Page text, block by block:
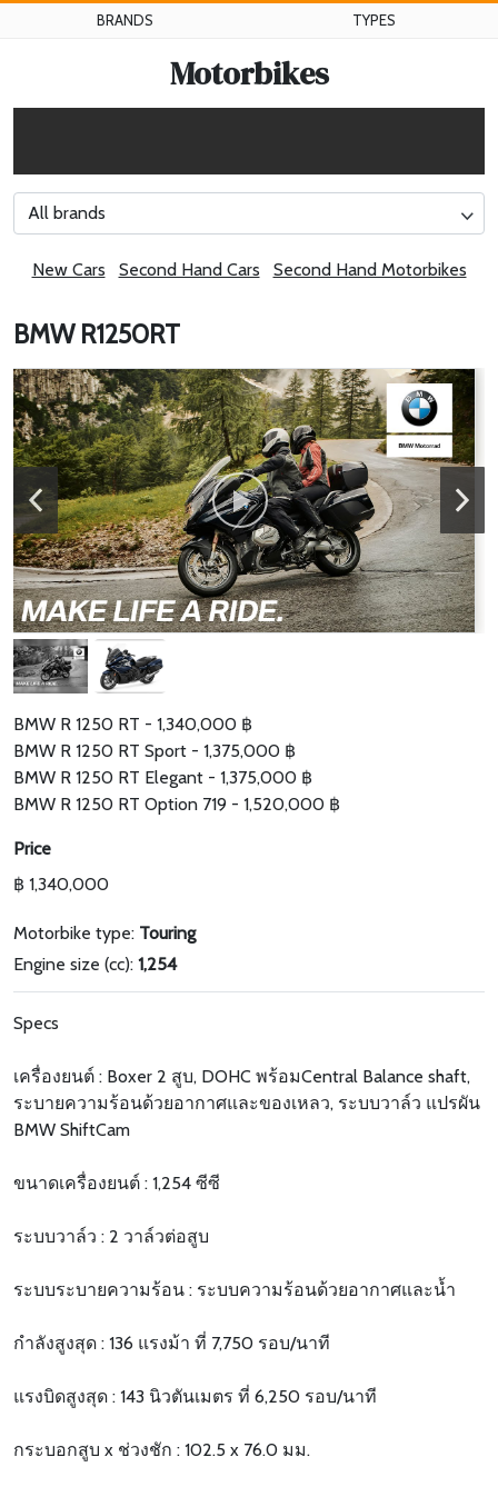
BRANDS TYPES
Motorbikes
All brands
New Cars Second Hand Cars Second Hand Motorbikes
BMW R1250RT
BMW R 1250 RT - 1,340,000 ฿
BMW R 1250 RT Sport - 1,375,000 ฿
BMW R 1250 RT Elegant - 1,375,000 ฿
BMW R 1250 RT Option 719 - 1,520,000 ฿
Price
฿ 1,340,000
Motorbike type: Touring
Engine size (cc): 1,254
Specs
เครื่องยนต์ : Boxer 2 สูบ, DOHC พร้อมCentral Balance shaft,
ระบายความร้อนด้วยอากาศและของเหลว, ระบบวาล์ว แปรผัน
BMW ShiftCam
ขนาดเครื่องยนต์ : 1,254 ซีซี
ระบบวาล์ว : 2 วาล์วต่อสูบ
ระบบระบายความร้อน : ระบบความร้อนด้วยอากาศและน้ำ
กำลังสูงสุด : 136 แรงม้า ที่ 7,750 รอบ/นาที
แรงบิดสูงสุด : 143 นิวตันเมตร ที่ 6,250 รอบ/นาที
กระบอกสูบ x ช่วงชัก : 102.5 x 76.0 มม.